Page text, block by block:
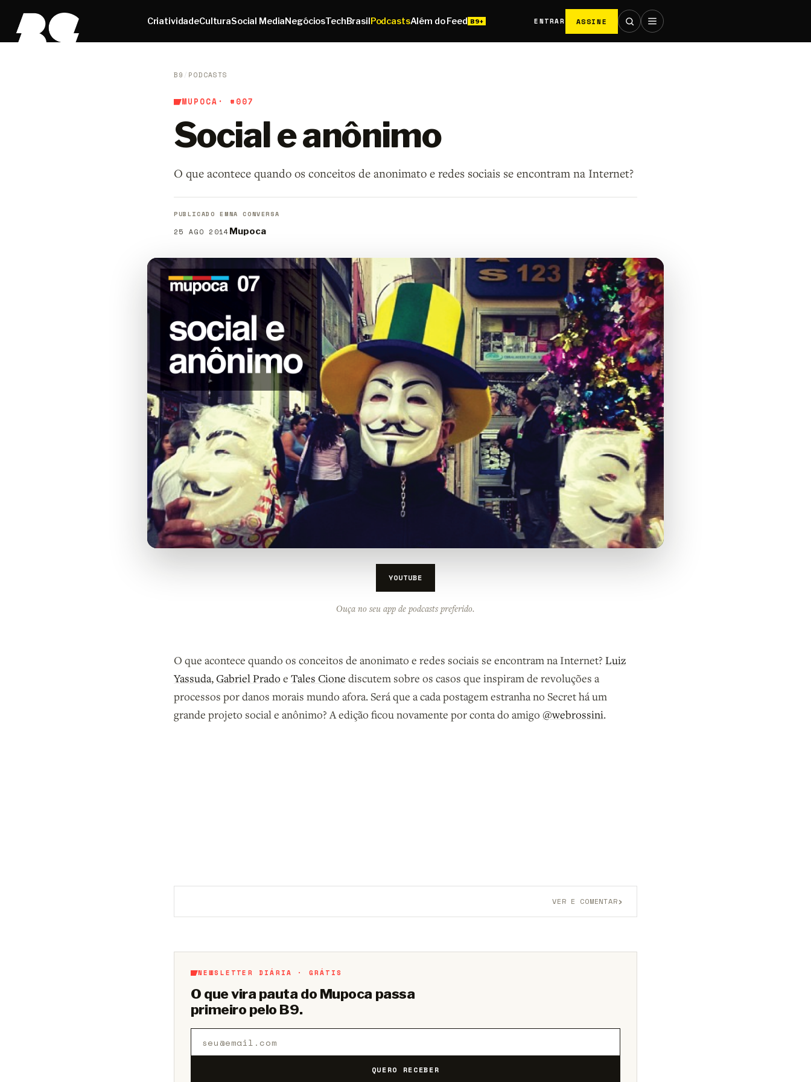
CriatividadeCulturaSocial MediaNegóciosTechBrasilPodcastsAlém do Feed ENTRAR ASSINE
B9 / PODCASTS
MUPOCA · #007
Social e anônimo
O que acontece quando os conceitos de anonimato e redes sociais se encontram na Internet?
PUBLICADO EM
25 AGO 2014
NA CONVERSA
Mupoca
YOUTUBE
Ouça no seu app de podcasts preferido.
O que acontece quando os conceitos de anonimato e redes sociais se encontram na Internet? Luiz
Yassuda, Gabriel Prado e Tales Cione discutem sobre os casos que inspiram de revoluções a
processos por danos morais mundo afora. Será que a cada postagem estranha no Secret há um
grande projeto social e anônimo? A edição ficou novamente por conta do amigo @webrossini.
VER E COMENTAR›
NEWSLETTER DIÁRIA · GRÁTIS
O que vira pauta do Mupoca passa
primeiro pelo B9.
QUERO RECEBER